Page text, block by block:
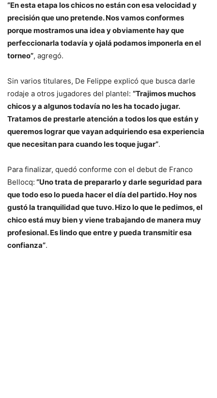
“En esta etapa los chicos no están con esa velocidad y
precisión que uno pretende. Nos vamos conformes
porque mostramos una idea y obviamente hay que
perfeccionarla todavía y ojalá podamos imponerla en el
torneo”, agregó.
Sin varios titulares, De Felippe explicó que busca darle
rodaje a otros jugadores del plantel: “Trajimos muchos
chicos y a algunos todavía no les ha tocado jugar.
Tratamos de prestarle atención a todos los que están y
queremos lograr que vayan adquiriendo esa experiencia
que necesitan para cuando les toque jugar”.
Para finalizar, quedó conforme con el debut de Franco
Bellocq: “Uno trata de prepararlo y darle seguridad para
que todo eso lo pueda hacer el día del partido. Hoy nos
gustó la tranquilidad que tuvo. Hizo lo que le pedimos, el
chico está muy bien y viene trabajando de manera muy
profesional. Es lindo que entre y pueda transmitir esa
confianza”.